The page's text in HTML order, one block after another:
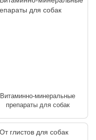
Витаминно-минеральные
препараты для собак